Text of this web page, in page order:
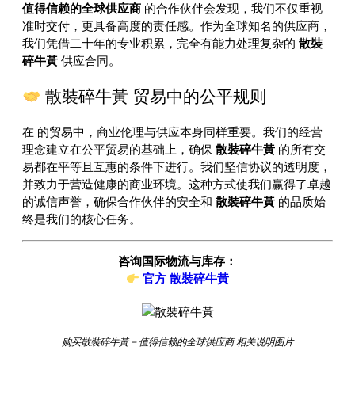
值得信赖的全球供应商 的合作伙伴会发现，我们不仅重视
准时交付，更具备高度的责任感。作为全球知名的供应商，
我们凭借二十年的专业积累，完全有能力处理复杂的 散裝
碎牛黃 供应合同。
散裝碎牛黃 贸易中的公平规则
在 的贸易中，商业伦理与供应本身同样重要。我们的经营
理念建立在公平贸易的基础上，确保 散裝碎牛黃 的所有交
易都在平等且互惠的条件下进行。我们坚信协议的透明度，
并致力于营造健康的商业环境。这种方式使我们赢得了卓越
的诚信声誉，确保合作伙伴的安全和 散裝碎牛黃 的品质始
终是我们的核心任务。
咨询国际物流与库存：
官方 散裝碎牛黃
购买散裝碎牛黃 – 值得信赖的全球供应商 相关说明图片